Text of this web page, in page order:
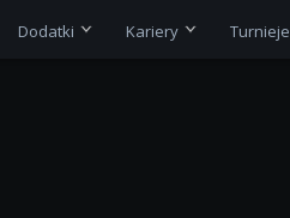
Dodatki Kariery Turnieje